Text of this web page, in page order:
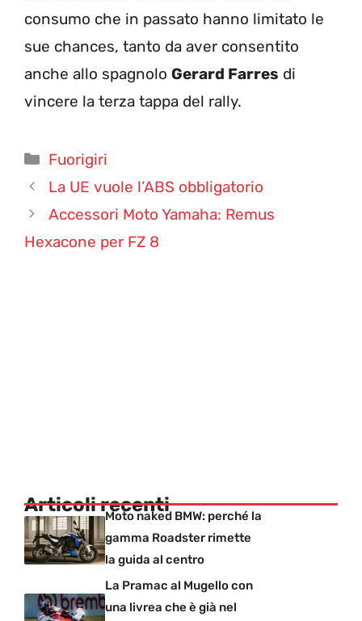
consumo che in passato hanno limitato le
sue chances, tanto da aver consentito
anche allo spagnolo Gerard Farres di
vincere la terza tappa del rally.
Categorie
Fuorigiri
La UE vuole l’ABS obbligatorio
Accessori Moto Yamaha: Remus
Hexacone per FZ 8
Articoli recentiMoto naked BMW: perché la
gamma Roadster rimette
la guida al centro
La Pramac al Mugello con
una livrea che è già nel